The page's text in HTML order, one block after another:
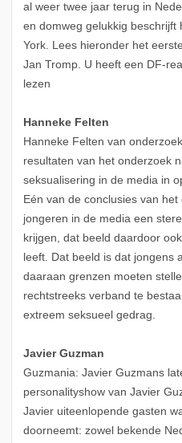
al weer twee jaar terug in
en domweg gelukkig beschrijft
York. Lees hieronder het
Jan Tromp. U heeft een DF-
lezen
Hanneke Felten
Hanneke Felten van
resultaten van het onderzoek
seksualisering in de media in
Eén van de conclusies van
jongeren in de media een
krijgen, dat beeld daardoor
leeft. Dat beeld is dat jongens
daaraan grenzen moeten
rechtstreeks verband te
extreem seksueel gedrag.
Javier Guzman
Guzmania: Javier Guzmans
personalityshow van Javier
Javier uiteenlopende gasten
doorneemt: zowel bekende